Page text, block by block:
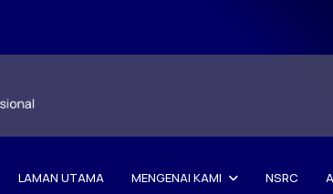
LAMAN UTAMA MENGENAI KAMI NSRC